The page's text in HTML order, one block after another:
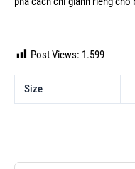
Post Views: 1.599
Size